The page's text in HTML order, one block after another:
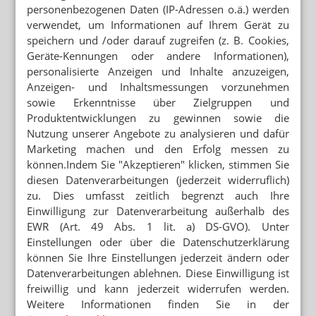
personenbezogenen Daten (IP-Adressen o.ä.) werden
verwendet, um Informationen auf Ihrem Gerät zu
speichern und /oder darauf zugreifen (z. B. Cookies,
Geräte-Kennungen oder andere Informationen),
personalisierte Anzeigen und Inhalte anzuzeigen,
Anzeigen- und Inhaltsmessungen vorzunehmen
sowie Erkenntnisse über Zielgruppen und
Produktentwicklungen zu gewinnen sowie die
Nutzung unserer Angebote zu analysieren und dafür
Marketing machen und den Erfolg messen zu
können.Indem Sie "Akzeptieren" klicken, stimmen Sie
diesen Datenverarbeitungen (jederzeit widerruflich)
zu. Dies umfasst zeitlich begrenzt auch Ihre
Einwilligung zur Datenverarbeitung außerhalb des
EWR (Art. 49 Abs. 1 lit. a) DS-GVO). Unter
Einstellungen oder über die Datenschutzerklärung
können Sie Ihre Einstellungen jederzeit ändern oder
Datenverarbeitungen ablehnen. Diese Einwilligung ist
freiwillig und kann jederzeit widerrufen werden.
Weitere Informationen finden Sie in der
FISCHER: Wir wären eigentlich bereit, es Ende August,
September einzuführen. Wir müssen aber auch eine
Sicherheit haben, dass wir einen Preis in Deutschland
erzielen können, der die hohen wirtschaftlichen
Investitionen rechtfertigt und der auch einen Launch in
Amerika nicht behindern oder zerstören würde
ADHOC: Was kennzeichnet diesen Extrakt?
FISCHER: Das sind Fläschchen à 30 ml mit einem
Extrakt, der auf THC standardisiert ist und den Sie
praktisch tropfenweise einnehmen können. Denn so wie
bei Opioiden auch starten Sie nicht mit der
gewünschten Zieldosis, sondern arbeiten sich langsam
heran, um die Nebenwirkungen innerhalb dieser
Titrationsphase zu reduzieren.
ADHOC: Sie bringen eines der ersten Rx-
Phytotherapeutika weltweit und dann auch noch
Cannabis. Wie ist denn die Resonanz der Ärzteschaft?
FISCHER: Was mich wirklich sehr freut: Die Resonanz
gerade der führenden Schmerzmediziner ist
E-MAIL ADRESSE
Jetzt abonnieren
Hinweis zum Newsletter & Datenschutz
Lesen Sie auch
CHRONISCHE KREUZSCHMERZEN
Zulassung für Exilby: Cannabis-Medikament
ab September
BREAKTHROUGH THERAPY
Cannabis: FDA-Goldstatus für Vertanical
GRÜNDER VON PHARMASGP
Futrue: Söder zu Besuch bei Fischer
PHARMASGP, SYNFORMULAS, VERTANICAL
Wirtschaftspreis für Clemens Fischer